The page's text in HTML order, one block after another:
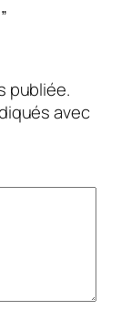
publiée.
avec